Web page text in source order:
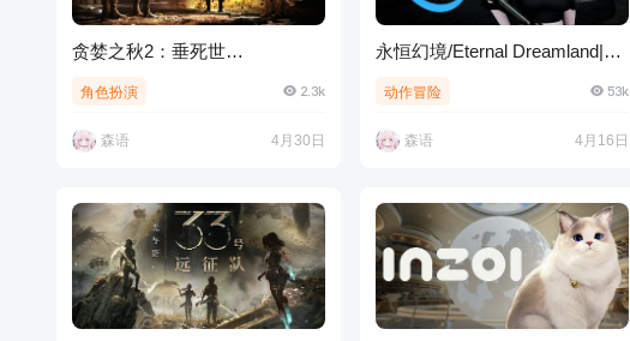
贪婪之秋2：垂死世
角色扮演 2.3k
森语 4月30日
永恒幻境/Eternal Dreamland|官
动作冒险 53k
森语 4月16日